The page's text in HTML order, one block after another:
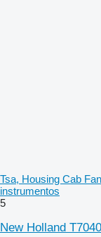
Tsa, Housing Cab
instrumentos
5
New Holland